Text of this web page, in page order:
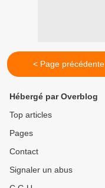
< Page précédente
Hébergé par Overblog
Top articles
Pages
Contact
Signaler un abus